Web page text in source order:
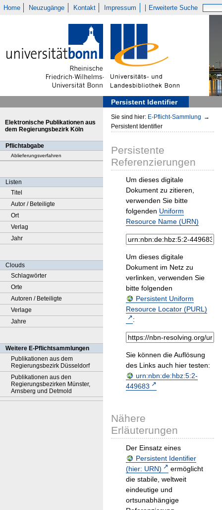
Home Neuzugänge Kontakt Impressum Erweiterte Suche
Persistent Identifier
Elektronische Publikationen aus
dem Regierungsbezirk Köln
Pflichtabgabe
Ablieferungsverfahren
Listen
Titel
Autor / Beteiligte
Ort
Verlag
Jahr
Clouds
Schlagwörter
Orte
Autoren / Beteiligte
Verlage
Jahre
Weitere E-Pflichtsammlungen
Publikationen aus dem
Regierungsbezirk Düsseldorf
Publikationen aus den
Regierungsbezirken Münster,
Arnsberg und Detmold
Sie sind hier: E-Pflicht-Sammlung →
Persistent Identifier
Persistente
Referenzierungen
Um dieses digitale
Dokument zu zitieren,
verwenden Sie bitte
folgenden Uniform
Resource Name (URN)
Um dieses digitale
Dokument im Netz zu
verlinken, verwenden Sie
bitte folgenden
Persistent Uniform
Resource Locator (PURL)
:
Sie können die Auflösung
des Links auch hier testen:
urn:nbn:de:hbz:5:2-
449683
Nähere
Erläuterungen
Der Einsatz eines
Persistent Identifier
(hier: URN)
ermöglicht
die stabile, weltweit
eindeutige und
ortsunabhängige